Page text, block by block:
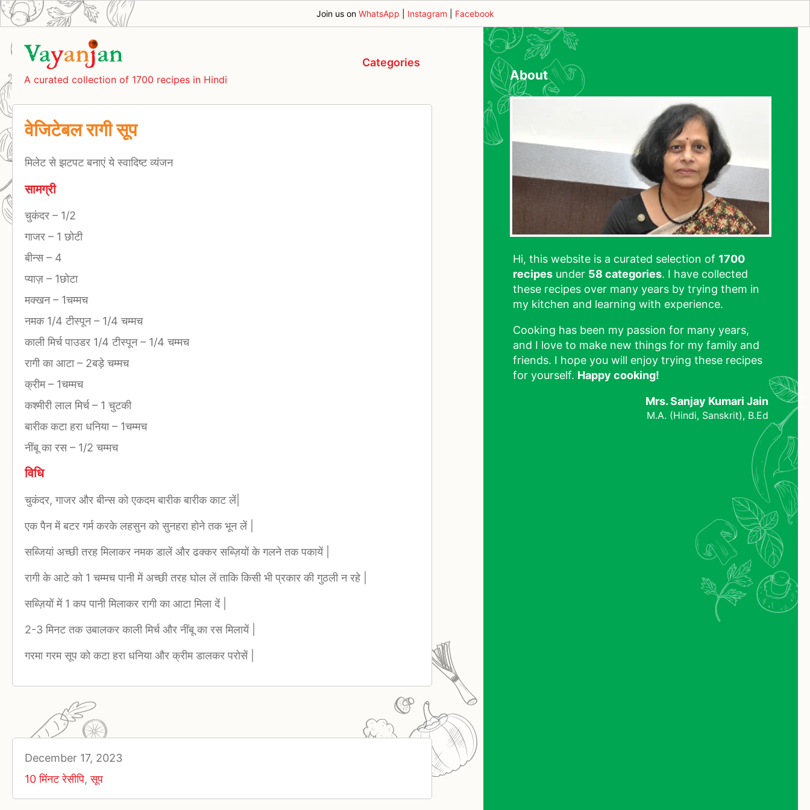
Join us on WhatsApp Instagram Facebook
A curated collection of 1700 recipes in Hindi
Categories
वेजिटेबल रागी सूप
मिलेट से झटपट बनाएं ये स्वादिष्ट व्यंजन
सामग्री
चुकंदर – 1/2
गाजर – 1 छोटी
बीन्स– 4
प्याज़ – 1छोटा
मक्खन– 1चम्मच
नमक 1/4 टीस्पून– 1/4 चम्मच
काली मिर्च पाउडर 1/4 टीस्पून– 1/4 चम्मच
रागी का आटा– 2बड़े चम्मच
क्रीम– 1चम्मच
कश्मीरी लाल मिर्च– 1 चुटकी
बारीक कटा हरा धनिया– 1चम्मच
नींबू का रस– 1/2 चम्मच
विधि
चुकंदर, गाजर और बीन्स को एकदम बारीक बारीक काट लें|
एक पैन में बटर गर्म करके लहसुन को सुनहरा होने तक भून लें |
सब्जियां अच्छी तरह मिलाकर नमक डालें और ढक्कर सब्ज़ियों के गलने तक पकायें |
रागी के आटे को 1 चम्मच पानी में अच्छी तरह घोल लें ताकि किसी भी प्रकार की गुठली न रहे |
सब्ज़ियों में 1 कप पानी मिलाकर रागी का आटा मिला दें |
2-3 मिनट तक उबालकर काली मिर्च और नींबू का रस मिलायें |
गरमा गरम सूप को कटा हरा धनिया और क्रीम डालकर परोसें |
December 17, 2023
10 मिंनट रेसीपि,सूप
About
Hi, this website is a curated selection of 1700
recipes under 58 categories. I have collected
these recipes over many years by trying them in
my kitchen and learning with experience.
Cooking has been my passion for many years,
and I love to make new things for my family and
friends. I hope you will enjoy trying these recipes
for yourself. Happy cooking!
Mrs. Sanjay Kumari Jain
M.A. (Hindi, Sanskrit), B.Ed